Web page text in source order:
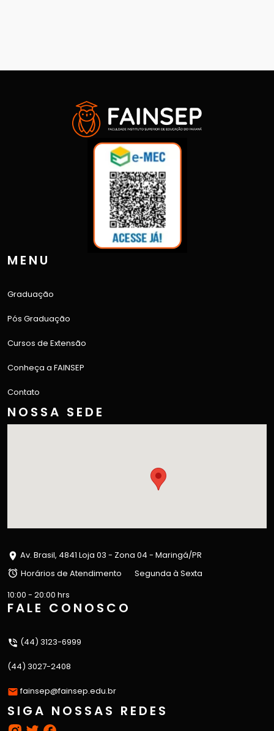
MENU
Graduação
Pós Graduação
Cursos de Extensão
Conheça a FAINSEP
Contato
NOSSA SEDE
Av. Brasil, 4841 Loja 03 - Zona 04 - Maringá/PR
Horários de Atendimento
Segunda à Sexta
10:00 - 20:00 hrs
FALE CONOSCO
(44) 3123-6999
(44) 3027-2408
fainsep@fainsep.edu.br
SIGA NOSSAS REDES